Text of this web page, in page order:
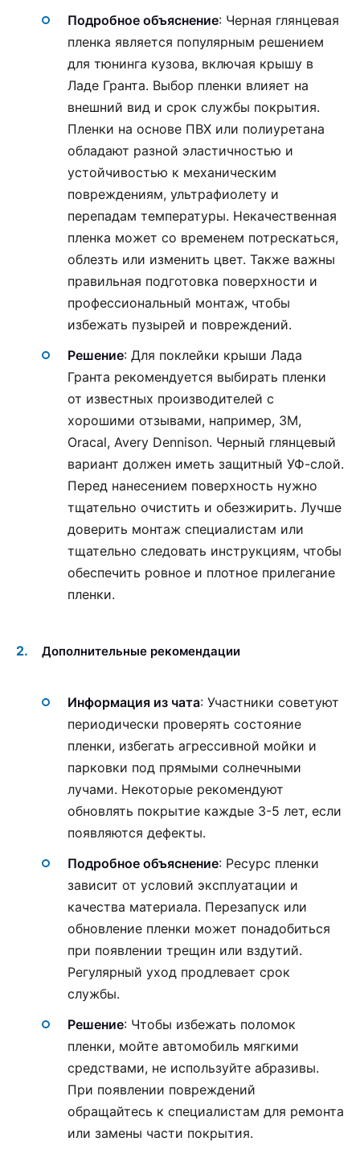
Подробное объяснение: Черная глянцевая
пленка является популярным решением
для тюнинга кузова, включая крышу в
Ладе Гранта. Выбор пленки влияет на
внешний вид и срок службы покрытия.
Пленки на основе ПВХ или полиуретана
обладают разной эластичностью и
устойчивостью к механическим
повреждениям, ультрафиолету и
перепадам температуры. Некачественная
пленка может со временем потрескаться,
облезть или изменить цвет. Также важны
правильная подготовка поверхности и
профессиональный монтаж, чтобы
избежать пузырей и повреждений.
Решение: Для поклейки крыши Лада
Гранта рекомендуется выбирать пленки
от известных производителей с
хорошими отзывами, например, 3M,
Oracal, Avery Dennison. Черный глянцевый
вариант должен иметь защитный УФ-слой.
Перед нанесением поверхность нужно
тщательно очистить и обезжирить. Лучше
доверить монтаж специалистам или
тщательно следовать инструкциям, чтобы
обеспечить ровное и плотное прилегание
пленки.
Дополнительные рекомендации
Информация из чата: Участники советуют
периодически проверять состояние
пленки, избегать агрессивной мойки и
парковки под прямыми солнечными
лучами. Некоторые рекомендуют
обновлять покрытие каждые 3-5 лет, если
появляются дефекты.
Подробное объяснение: Ресурс пленки
зависит от условий эксплуатации и
качества материала. Перезапуск или
обновление пленки может понадобиться
при появлении трещин или вздутий.
Регулярный уход продлевает срок
службы.
Решение: Чтобы избежать поломок
пленки, мойте автомобиль мягкими
средствами, не используйте абразивы.
При появлении повреждений
обращайтесь к специалистам для ремонта
или замены части покрытия.